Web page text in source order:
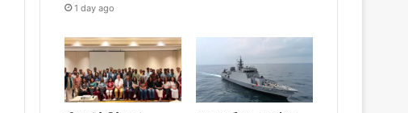
1 day ago